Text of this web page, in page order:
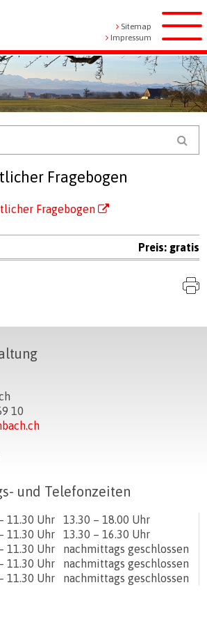
Metanavigation
Sitemap
Impressum
Fragebogen
Fragebogen
Preis: gratis
10
und Telefonzeiten
Vormittag Öffnungszeiten Nachmittag
11.30 Uhr
13.30 – 18.00 Uhr
11.30 Uhr
13.30 – 16.30 Uhr
11.30 Uhr
nachmittags geschlossen
11.30 Uhr
nachmittags geschlossen
11.30 Uhr nachmittags geschlossen